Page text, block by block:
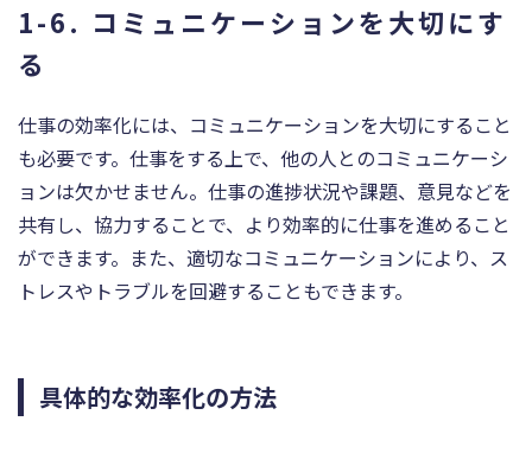
1-6. コミュニケーションを大切にす
る
仕事の効率化には、コミュニケーションを大切にすること
も必要です。仕事をする上で、他の人とのコミュニケーシ
ョンは欠かせません。仕事の進捗状況や課題、意見などを
共有し、協力することで、より効率的に仕事を進めること
ができます。また、適切なコミュニケーションにより、ス
トレスやトラブルを回避することもできます。
具体的な効率化の方法